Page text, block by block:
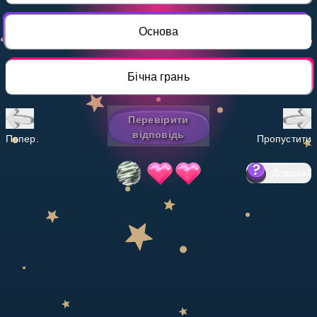
Invite a Friend
Select curriculum
Основа
Бічна грань
Попер.
Перевірити
відповідь
Пропустити
?